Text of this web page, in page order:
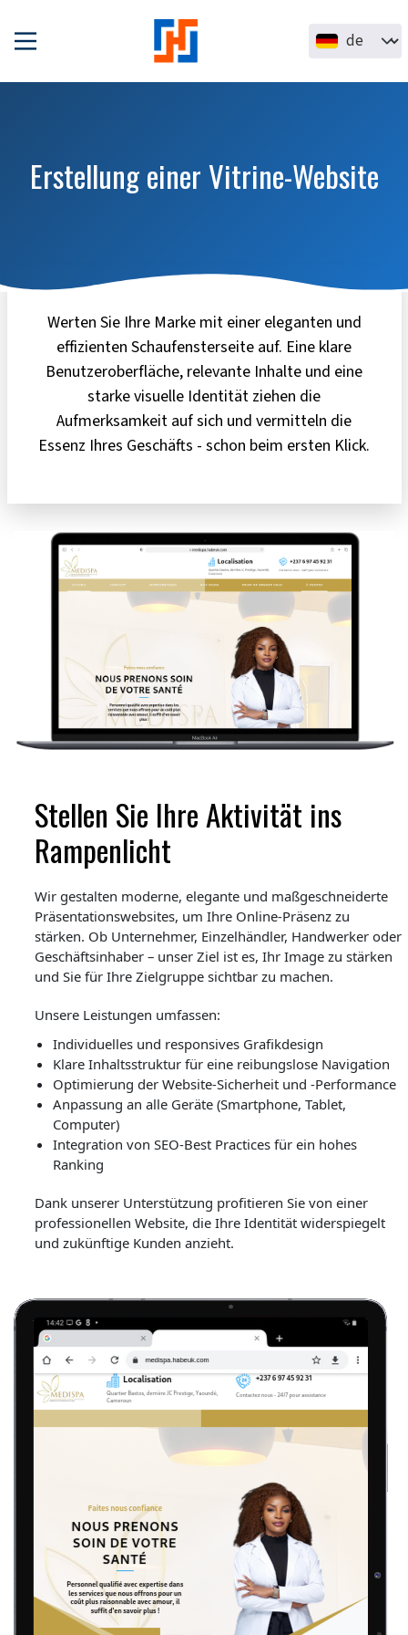
Select your
Erstellung einer Vitrine-Website
Werten Sie Ihre Marke mit einer eleganten und
effizienten Schaufensterseite auf. Eine klare
Benutzeroberfläche, relevante Inhalte und eine
starke visuelle Identität ziehen die
Aufmerksamkeit auf sich und vermitteln die
Essenz Ihres Geschäfts - schon beim ersten Klick.
Stellen Sie Ihre Aktivität ins
Rampenlicht
Wir gestalten moderne, elegante und maßgeschneiderte
Präsentationswebsites, um Ihre Online-Präsenz zu
stärken. Ob Unternehmer, Einzelhändler, Handwerker oder
Geschäftsinhaber – unser Ziel ist es, Ihr Image zu stärken
und Sie für Ihre Zielgruppe sichtbar zu machen.
Unsere Leistungen umfassen:
Individuelles und responsives Grafikdesign
Klare Inhaltsstruktur für eine reibungslose Navigation
Optimierung der Website-Sicherheit und -Performance
Anpassung an alle Geräte (Smartphone, Tablet,
Computer)
Integration von SEO-Best Practices für ein hohes
Ranking
Dank unserer Unterstützung profitieren Sie von einer
professionellen Website, die Ihre Identität widerspiegelt
und zukünftige Kunden anzieht.